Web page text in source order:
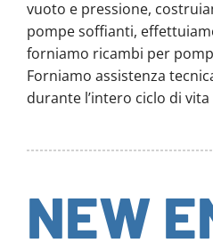
vuoto e pressione,
pompe soffianti,
forniamo ricambi per
Forniamo assistenza
durante l’intero ciclo di
NEW